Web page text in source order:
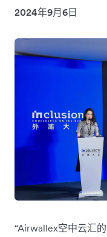
2024年9月6日
“Airwallex空中云汇